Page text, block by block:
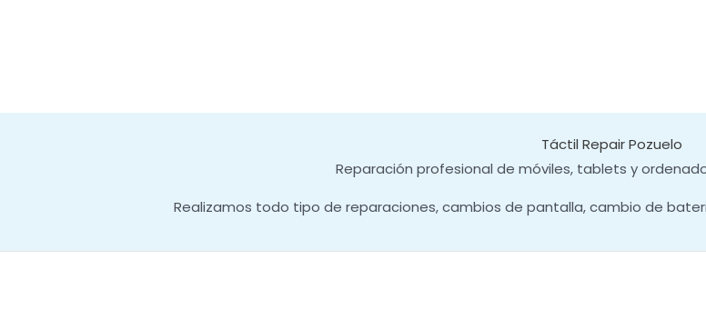
Táctil Repair Pozuelo
Reparación profesional de móviles, tablets y
Realizamos todo tipo de reparaciones, cambios de pantalla, cambio de